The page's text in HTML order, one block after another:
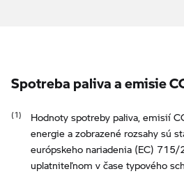
Spotreba paliva a emisie
Hodnoty spotreby paliva, emisií
energie a zobrazené rozsahy sú
európskeho nariadenia (EC)
uplatniteľnom v čase typového